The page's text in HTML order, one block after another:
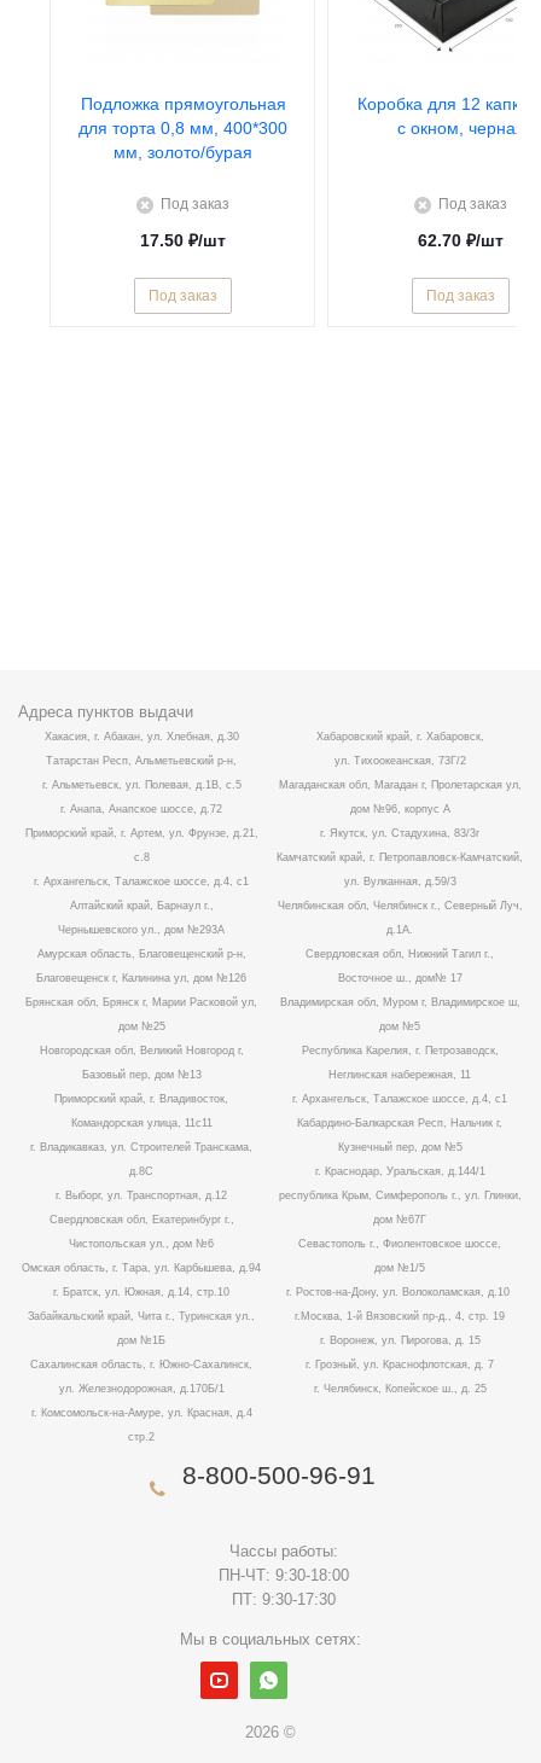
Подложка прямоугольная
для торта 0,8 мм, 400*300
мм, золото/бурая
Под заказ
17.50 ₽/шт
Под заказ
Коробка для 12
с окном, черная
Под заказ
62.70 ₽/шт
Под заказ
Адреса пунктов выдачи
Хакасия, г. Абакан, ул. Хлебная, д.30
Татарстан Респ, Альметьевский р-н,
г. Альметьевск, ул. Полевая, д.1В, с.5
г. Анапа, Анапское шоссе, д.72
Приморский край, г. Артем, ул. Фрунзе, д.21,
с.8
г. Архангельск, Талажское шоссе, д.4, с1
Алтайский край, Барнаул г.,
Чернышевского ул., дом №293А
Амурская область, Благовещенский р-н,
Благовещенск г, Калинина ул, дом №126
Брянская обл, Брянск г, Марии Расковой ул,
дом №25
Новгородская обл, Великий Новгород г,
Базовый пер, дом №13
Приморский край, г. Владивосток,
Командорская улица, 11с11
г. Владикавказ, ул. Строителей Транскама,
д.8С
г. Выборг, ул. Транспортная, д.12
Свердловская обл, Екатеринбург г.,
Чистопольская ул., дом №6
Омская область, г. Тара, ул. Карбышева, д.94
г. Братск, ул. Южная, д.14, стр.10
Забайкальский край, Чита г., Туринская ул.,
дом №1Б
Сахалинская область, г. Южно-Сахалинск,
ул. Железнодорожная, д.170Б/1
г. Комсомольск-на-Амуре, ул. Красная, д.4
стр.2
Хабаровский край, г. Хабаровск,
ул. Тихоокеанская, 73Г/2
Магаданская обл, Магадан г, Пролетарская ул,
дом №96, корпус А
г. Якутск, ул. Стадухина, 83/3г
Камчатский край, г. Петропавловск-Камчатский,
ул. Вулканная, д.59/3
Челябинская обл, Челябинск г., Северный Луч,
д.1А.
Свердловская обл, Нижний Тагил г.,
Восточное ш., дом№ 17
Владимирская обл, Муром г, Владимирское ш,
дом №5
Республика Карелия, г. Петрозаводск,
Неглинская набережная, 11
г. Архангельск, Талажское шоссе, д.4, с1
Кабардино-Балкарская Респ, Нальчик г,
Кузнечный пер, дом №5
г. Краснодар, Уральская, д.144/1
республика Крым, Симферополь г., ул. Глинки,
дом №67Г
Севастополь г., Фиолентовское шоссе,
дом №1/5
г. Ростов-на-Дону, ул. Волоколамская, д.10
г.Москва, 1-й Вязовский пр-д., 4, стр. 19
г. Воронеж, ул. Пирогова, д. 15
г. Грозный, ул. Краснофлотская, д. 7
г. Челябинск, Копейское ш., д. 25
8-800-500-96-91
Чассы работы:
ПН-ЧТ: 9:30-18:00
ПТ: 9:30-17:30
Мы в социальных сетях:
2026 ©